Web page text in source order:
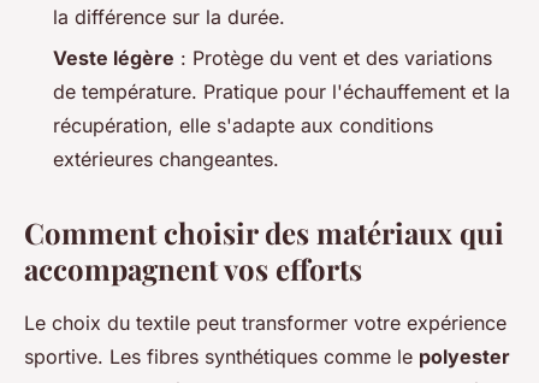
la différence sur la durée.
Veste légère : Protège du vent et des variations
de température. Pratique pour l'échauffement et la
récupération, elle s'adapte aux conditions
extérieures changeantes.
Comment choisir des matériaux qui
accompagnent vos efforts
Le choix du textile peut transformer votre expérience
sportive. Les fibres synthétiques comme le polyester